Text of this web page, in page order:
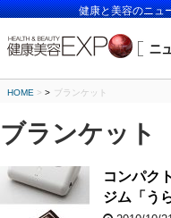
健康と美容のニュ
HOME > ブランケット
ブランケット
コンパク
ジム「う